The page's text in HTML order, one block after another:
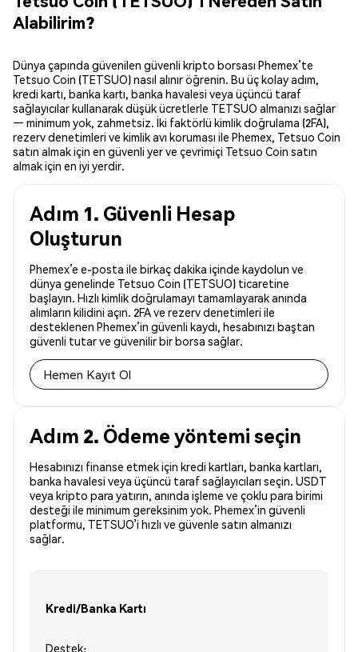
Alabilirim?
Dünya çapında güvenilen güvenli kripto borsası Phemex’te
Tetsuo Coin (TETSUO) nasıl alınır öğrenin. Bu üç kolay adım,
kredi kartı, banka kartı, banka havalesi veya üçüncü taraf
sağlayıcılar kullanarak düşük ücretlerle TETSUO almanızı sağlar
— minimum yok, zahmetsiz. İki faktörlü kimlik doğrulama (2FA),
rezerv denetimleri ve kimlik avı koruması ile Phemex, Tetsuo Coin
satın almak için en güvenli yer ve çevrimiçi Tetsuo Coin satın
almak için en iyi yerdir.
Adım 1. Güvenli Hesap
Oluşturun
Phemex’e e-posta ile birkaç dakika içinde kaydolun ve
dünya genelinde Tetsuo Coin (TETSUO) ticaretine
başlayın. Hızlı kimlik doğrulamayı tamamlayarak anında
alımların kilidini açın. 2FA ve rezerv denetimleri ile
desteklenen Phemex’in güvenli kaydı, hesabınızı baştan
güvenli tutar ve güvenilir bir borsa sağlar.
Hemen Kayıt Ol
Adım 2. Ödeme yöntemi seçin
Hesabınızı finanse etmek için kredi kartları, banka kartları,
banka havalesi veya üçüncü taraf sağlayıcıları seçin. USDT
veya kripto para yatırın, anında işleme ve çoklu para birimi
desteği ile minimum gereksinim yok. Phemex’in güvenli
platformu, TETSUO’i hızlı ve güvenle satın almanızı
sağlar.
Kredi/Banka Kartı
Destek: